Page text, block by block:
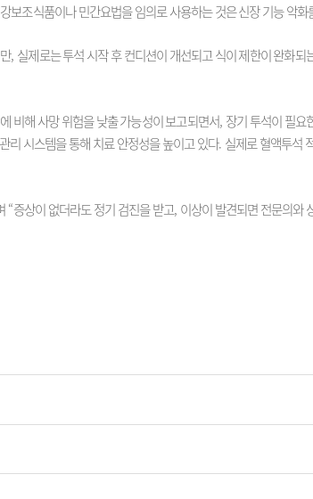
보조식품이나 민간요법을 임의로 사용하는 것은 신장 기능 악
, 실제로는 투석 시작 후 컨디션이 개선되고 식이 제한이 완화되
비해 사망 위험을 낮출 가능성이 보고되면서, 장기 투석이 필요
리 시스템을 통해 치료 안정성을 높이고 있다. 실제로 혈액투석
“증상이 없더라도 정기 검진을 받고, 이상이 발견되면 전문의와